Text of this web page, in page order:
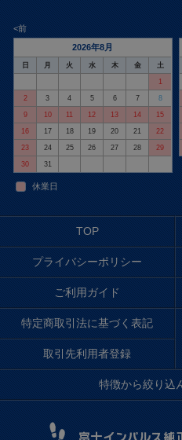
<前
2026年8月
日 月 火 水 木 金 土
1
2 3 4 5 6 7 8
9 10 11 12 13 14 15
16 17 18 19 20 21 22
23 24 25 26 27 28 29
30 31
休業日
TOP
プライバシーポリシー
ご利用ガイド
特定商取引法に基づく表記
取引先利用者登録
特徴から絞り込